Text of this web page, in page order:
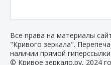
Все права на материалы
"Кривого зеркала".
наличии прямой
© Кривое зеркало.ру, 2024